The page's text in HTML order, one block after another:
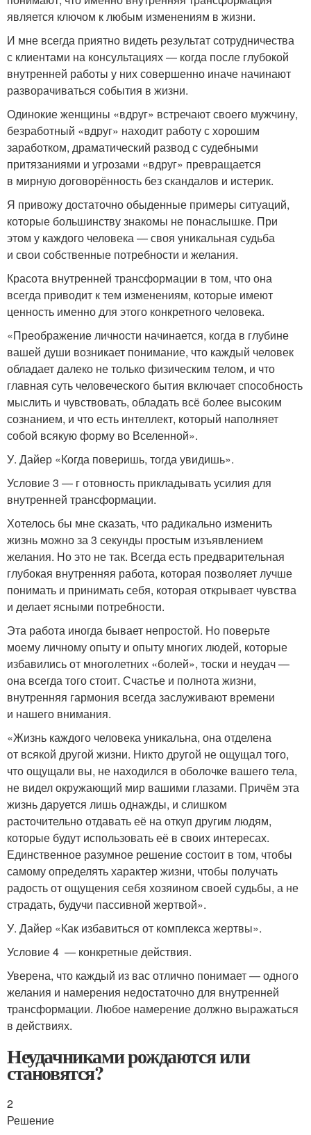
является ключом к любым изменениям в жизни.
И мне всегда приятно видеть результат сотрудничества
с клиентами на консультациях — когда после глубокой
внутренней работы у них совершенно иначе начинают
разворачиваться события в жизни.
Одинокие женщины «вдруг» встречают своего мужчину,
безработный «вдруг» находит работу с хорошим
заработком, драматический развод с судебными
притязаниями и угрозами «вдруг» превращается
в мирную договорённость без скандалов и истерик.
Я привожу достаточно обыденные примеры ситуаций,
которые большинству знакомы не понаслышке. При
этом у каждого человека — своя уникальная судьба
и свои собственные потребности и желания.
Красота внутренней трансформации в том, что она
всегда приводит к тем изменениям, которые имеют
ценность именно для этого конкретного человека.
«Преображение личности начинается, когда в глубине
вашей души возникает понимание, что каждый человек
обладает далеко не только физическим телом, и что
главная суть человеческого бытия включает способность
мыслить и чувствовать, обладать всё более высоким
сознанием, и что есть интеллект, который наполняет
собой всякую форму во Вселенной».
У. Дайер «Когда поверишь, тогда увидишь».
Условие 3 — г отовность прикладывать усилия для
внутренней трансформации.
Хотелось бы мне сказать, что радикально изменить
жизнь можно за 3 секунды простым изъявлением
желания. Но это не так. Всегда есть предварительная
глубокая внутренняя работа, которая позволяет лучше
понимать и принимать себя, которая открывает чувства
и делает ясными потребности.
Эта работа иногда бывает непростой. Но поверьте
моему личному опыту и опыту многих людей, которые
избавились от многолетних «болей», тоски и неудач —
она всегда того стоит. Счастье и полнота жизни,
внутренняя гармония всегда заслуживают времени
и нашего внимания.
«Жизнь каждого человека уникальна, она отделена
от всякой другой жизни. Никто другой не ощущал того,
что ощущали вы, не находился в оболочке вашего тела,
не видел окружающий мир вашими глазами. Причём эта
жизнь даруется лишь однажды, и слишком
расточительно отдавать её на откуп другим людям,
которые будут использовать её в своих интересах.
Единственное разумное решение состоит в том, чтобы
самому определять характер жизни, чтобы получать
радость от ощущения себя хозяином своей судьбы, а не
страдать, будучи пассивной жертвой».
У. Дайер «Как избавиться от комплекса жертвы».
Условие 4 — конкретные действия.
Уверена, что каждый из вас отлично понимает — одного
желания и намерения недостаточно для внутренней
трансформации. Любое намерение должно выражаться
в действиях.
Неудачниками рождаются или
становятся?
2
Решение